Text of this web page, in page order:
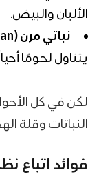
الألبان والبيض.
نباتي مرن (Flexitarian):
يتناول لحومًا
لكن في كل
النباتات وقلة
فوائد اتباع